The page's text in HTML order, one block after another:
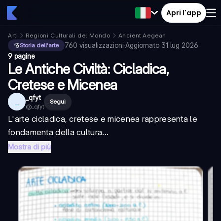
Apri l'app
Arti Regioni Culturali del Mondo
Ancient Aegean
Storia dell'arte
760 visualizzazioni·Aggiornato 31 lug 2026·
9 pagine
Le Antiche Civiltà: Cicladica,
Cretese e Micenea
_qfyt
@ _qfyt
Segui
L'arte cicladica, cretese e micenea rappresenta le
fondamenta della cultura...
Mostra di più